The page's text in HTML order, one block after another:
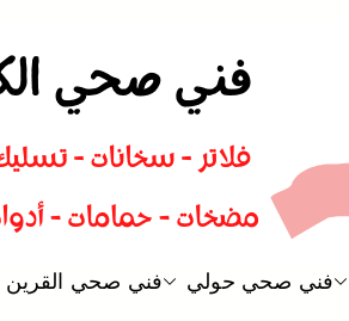
سباك صحي تسليكفني صحي حولي فني صحي القرين